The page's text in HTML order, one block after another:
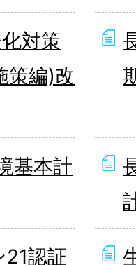
対策
策編)改
基本計
認証